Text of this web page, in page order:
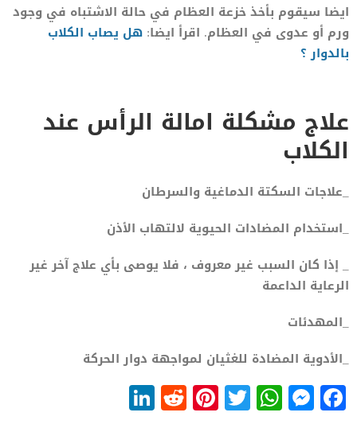
ايضا سيقوم بأخذ خزعة العظام في حالة الاشتباه في وجود
ورم أو عدوى في العظام. اقرأ ايضا: هل يصاب الكلاب
بالدوار ؟
علاج مشكلة امالة الرأس عند
الكلاب
_علاجات السكتة الدماغية والسرطان
_استخدام المضادات الحيوية لالتهاب الأذن
_ إذا كان السبب غير معروف ، فلا يوصى بأي علاج آخر غير
الرعاية الداعمة
_المهدئات
_الأدوية المضادة للغثيان لمواجهة دوار الحركة
Facebook
Messenger
WhatsApp
Twitter
Pinterest
Reddit